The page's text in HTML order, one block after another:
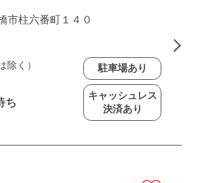
市柱六番町１４０
除く）
駐車場あり
キャッシュレス
決済あり